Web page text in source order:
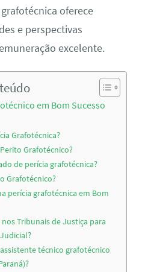
oferece
e perspectivas
excelente.
em Bom Sucesso
Grafotécnica?
Grafotécnico?
de perícia grafotécnica?
Grafotécnico?
perícia grafotécnica em Bom
Tribunais de Justiça para
técnico grafotécnico